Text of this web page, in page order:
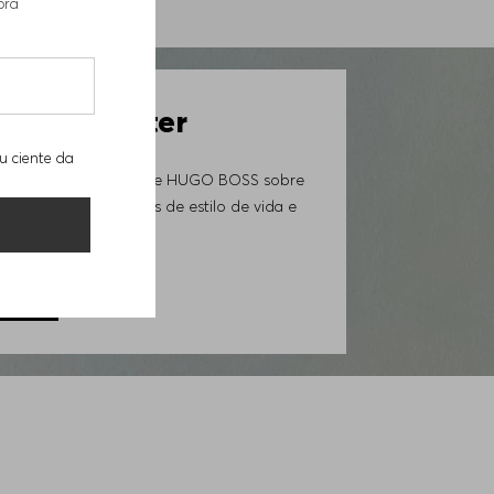
ciente da
Newsletter
da Loja Online HUGO BOSS sobre
exclusivos, trends de estilo de vida e